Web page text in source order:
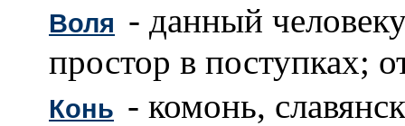
Воля - данный
простор в поступках;
Конь - комонь,